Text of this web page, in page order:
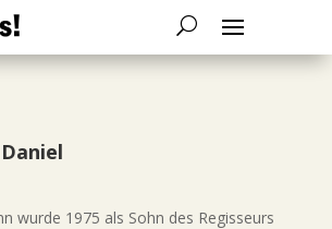
wurde 1975 als Sohn des Regisseurs